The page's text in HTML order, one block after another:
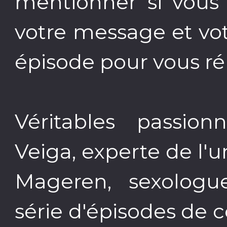
votre message et
épisode pour vous
Véritables
Veiga, experte de
Mageren,
série d'épisodes de